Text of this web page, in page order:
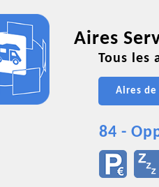
Aires
Tous les
Aires de
84 -